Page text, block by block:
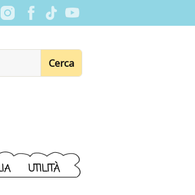
UTILITÀ